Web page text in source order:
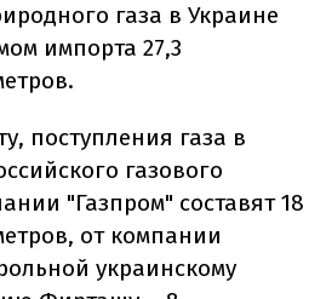
газа в Украине
импорта 27,3
поступления газа в
газового
"Газпром" составят 18
от компании
украинскому